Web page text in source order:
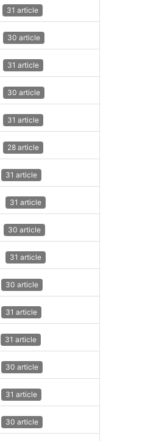
31 article
30 article
31 article
30 article
31 article
28 article
31 article
31 article
30 article
31 article
30 article
31 article
31 article
30 article
31 article
30 article